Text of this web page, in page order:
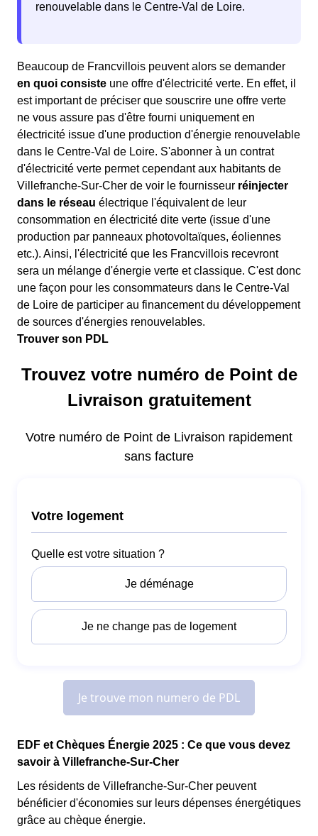
renouvelable dans le Centre-Val de Loire.
Beaucoup de Francvillois peuvent alors se demander
en quoi consiste une offre d'électricité verte. En effet, il
est important de préciser que souscrire une offre verte
ne vous assure pas d'être fourni uniquement en
électricité issue d'une production d'énergie renouvelable
dans le Centre-Val de Loire. S'abonner à un contrat
d'électricité verte permet cependant aux habitants de
Villefranche-Sur-Cher de voir le fournisseur réinjecter
dans le réseau électrique l'équivalent de leur
consommation en électricité dite verte (issue d'une
production par panneaux photovoltaïques, éoliennes
etc.). Ainsi, l'électricité que les Francvillois recevront
sera un mélange d'énergie verte et classique. C'est donc
une façon pour les consommateurs dans le Centre-Val
de Loire de participer au financement du développement
de sources d'énergies renouvelables.
Trouver son PDL
EDF et Chèques Énergie 2025 : Ce que vous devez
savoir à Villefranche-Sur-Cher
Les résidents de Villefranche-Sur-Cher peuvent
bénéficier d'économies sur leurs dépenses énergétiques
grâce au chèque énergie.